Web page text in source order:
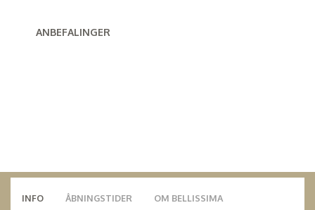
ANBEFALINGER
INFO ÅBNINGSTIDER OM BELLISSIMA